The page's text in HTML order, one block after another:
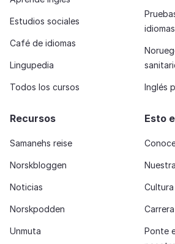
Estudios sociales
Café de idiomas
Lingupedia
Todos los cursos
idiomas
Inglés
Recursos
Samanehs reise
Norskbloggen
Noticias
Norskpodden
Unmuta
Esto
Carrera
Ponte